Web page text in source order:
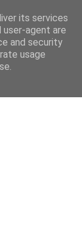
BATRACIO
its services
user-agent are
and security
usage